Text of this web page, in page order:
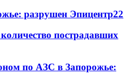
разрушен Эпицентр22
пострадавших
по АЗС в Запорожье: